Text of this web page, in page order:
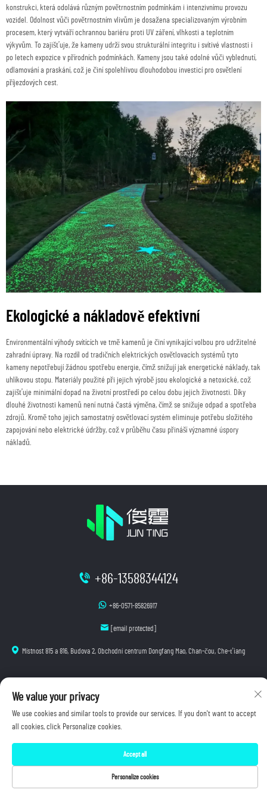
konstrukci, která odolává různým povětrnostním podmínkám i intenzivnímu provozu
vozidel. Odolnost vůči povětrnostním vlivům je dosažena specializovaným výrobním
procesem, který vytváří ochrannou bariéru proti UV záření, vlhkosti a teplotním
výkyvům. To zajišťuje, že kameny udrží svou strukturální integritu i svítivé vlastnosti i
po letech expozice v přírodních podmínkách. Kameny jsou také odolné vůči vyblednutí,
odlamování a praskání, což je činí spolehlivou dlouhodobou investicí pro osvětlení
příjezdových cest.
Ekologické a nákladově efektivní
Environmentální výhody svítících ve tmě kamenů je činí vynikající volbou pro udržitelné
zahradní úpravy. Na rozdíl od tradičních elektrických osvětlovacích systémů tyto
kameny nepotřebují žádnou spotřebu energie, čímž snižují jak energetické náklady, tak
uhlíkovou stopu. Materiály použité při jejich výrobě jsou ekologické a netoxické, což
zajišťuje minimální dopad na životní prostředí po celou dobu jejich životnosti. Díky
dlouhé životnosti kamenů není nutná častá výměna, čímž se snižuje odpad a spotřeba
zdrojů. Kromě toho jejich samostatný osvětlovací systém eliminuje potřebu složitého
zapojování nebo elektrické údržby, což v průběhu času přináší významné úspory
nákladů.
+86-13588344124
+86-0571-85826917
[email protected]
Místnost 815 a 816, Budova 2, Obchodní centrum Dongfang Mao, Chan-čou, Che-ťiang
Autorská práva © 2025 Hangzhou Junting Luminescence Technology Co., Ltd. Všechna práva
vyhrazena.
Zásady ochrany osobních údajů
We value your privacy
We use cookies and similar tools to provide our services. If you don't want to accept
all cookies, click Personalize cookies.
Personalize cookies
Accept all